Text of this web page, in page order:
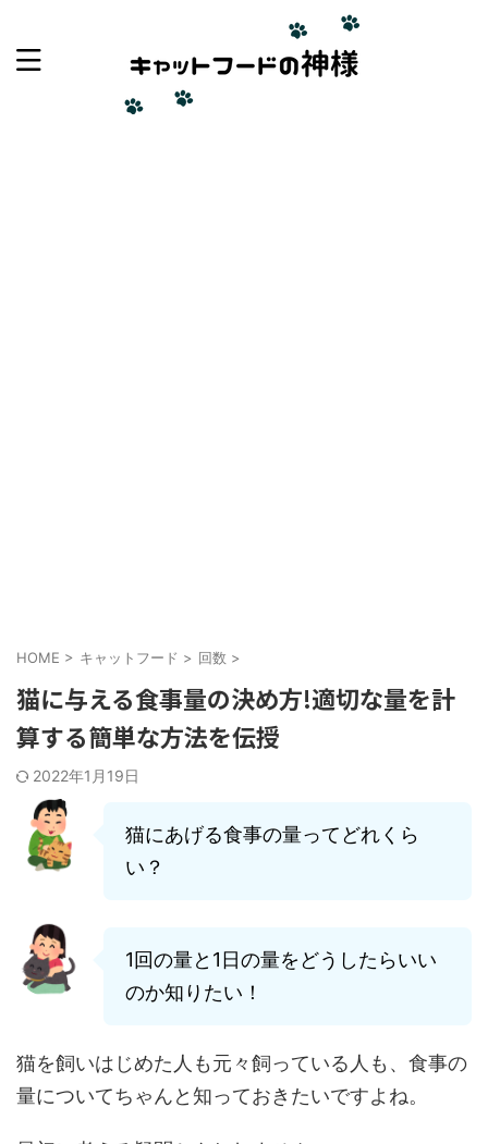
HOME > キャットフード > 回数 >
猫に与える食事量の決め方!適切な量を計
算する簡単な方法を伝授
2022年1月19日
猫にあげる食事の量ってどれくら
い？
1回の量と1日の量をどうしたらいい
のか知りたい！
猫を飼いはじめた人も元々飼っている人も、食事の
量についてちゃんと知っておきたいですよね。